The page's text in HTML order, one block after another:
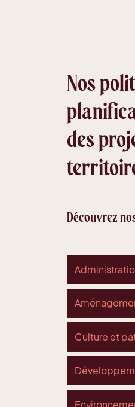
Nos
des
Découvrez
Culture et